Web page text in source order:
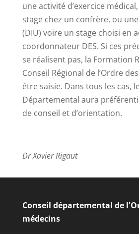
une activité d’exercice
stage chez un confrère, ou
(DIU) voire un stage choisi en
coordonnateur DES. Si ces
se réalisent pas, la Formation
Conseil Régional de l’Ordre
être saisie. Dans tous les cas,
Départemental aura
de conseil et d’orientation.
Dr Xavier Rigaut
Conseil départemental de
médecins